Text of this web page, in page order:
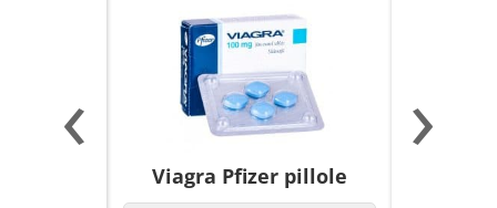
Viagra Pfizer pillole
‹ ›